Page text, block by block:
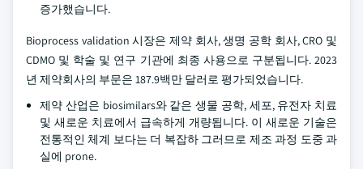
증가했습니다.
Bioprocess validation 시장은 제약 회사, 생명 공학 회사, CRO 및
CDMO 및 학술 및 연구 기관에 최종 사용으로 구분됩니다. 2023
년 제약회사의 부문은 187.9백만 달러로 평가되었습니다.
제약 산업은 biosimilars와 같은 생물 공학, 세포, 유전자 치료
및 새로운 치료에서 급속하게 개량됩니다. 이 새로운 기술은
전통적인 체계 보다는 더 복잡하 그러므로 제조 과정 도중 과
실에 prone.